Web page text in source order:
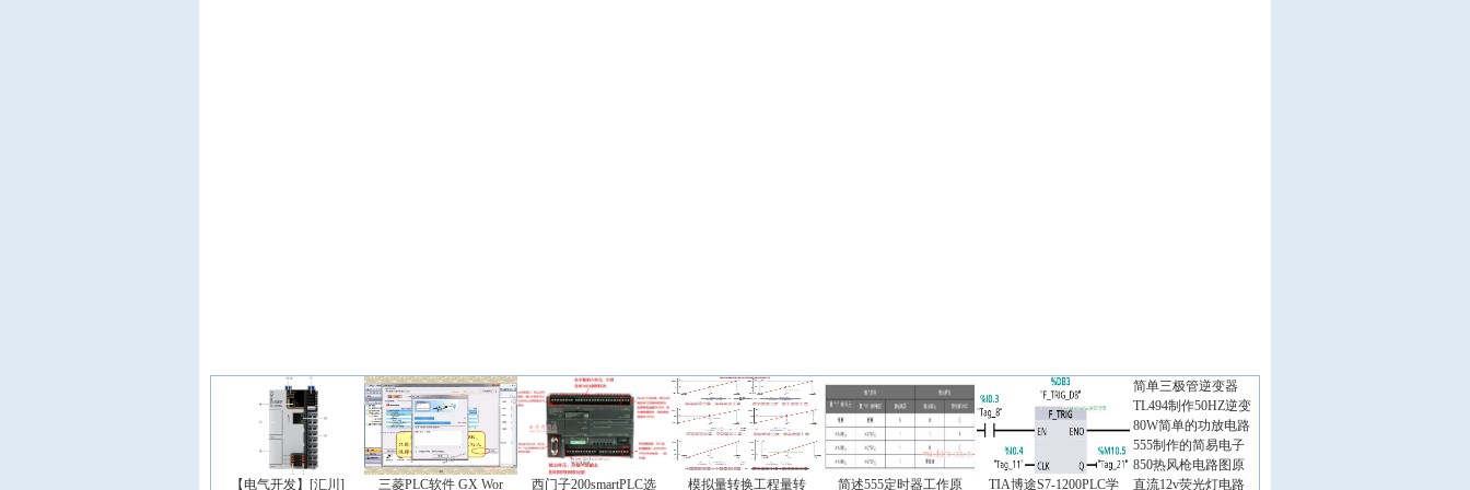
【电气开发】[汇川] 三菱PLC软件 GX Wor 西门子200smartPLC选 模拟量转换工程量转 简述555定时器工作原 TIA博途S7-1200PLC学
简单三极管逆变器
TL494制作50HZ逆变
80W简单的功放电路
555制作的简易电子
850热风枪电路图原
直流12v荧光灯电路